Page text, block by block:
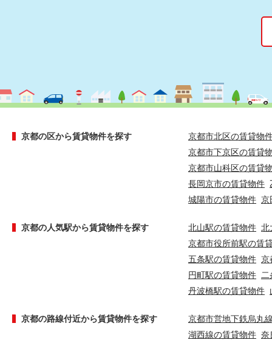
京都の区から賃貸物件を探す
京都市北区の賃貸物
京都市下京区の賃貸
京都市山科区の賃貸
長岡京市の賃貸物件
城陽市の賃貸物件 京
京都の人気駅から賃貸物件を探す 北山駅の賃貸物件 北
京都市役所前駅の賃
五条駅の賃貸物件 京
円町駅の賃貸物件
丹波橋駅の賃貸物件
京都の路線付近から賃貸物件を探す
京都市営地下鉄烏丸
湖西線の賃貸物件 奈